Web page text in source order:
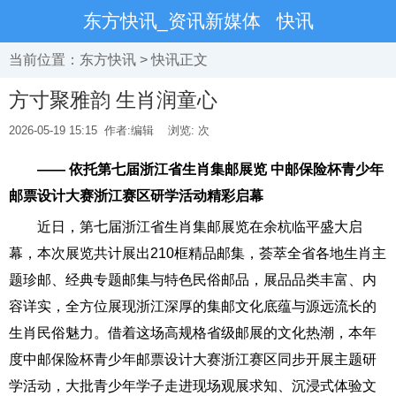
东方快讯_资讯新媒体 快讯
当前位置： 东方快讯 >快讯正文
方寸聚雅韵 生肖润童心
2026-05-19 15:15 作者:编辑 浏览: 次
—— 依托第七届浙江省生肖集邮展览 中邮保险杯青少年
邮票设计大赛浙江赛区研学活动精彩启幕
近日，第七届浙江省生肖集邮展览在余杭临平盛大启
幕，本次展览共计展出210框精品邮集，荟萃全省各地生肖主
题珍邮、经典专题邮集与特色民俗邮品，展品品类丰富、内
容详实，全方位展现浙江深厚的集邮文化底蕴与源远流长的
生肖民俗魅力。借着这场高规格省级邮展的文化热潮，本年
度中邮保险杯青少年邮票设计大赛浙江赛区同步开展主题研
学活动，大批青少年学子走进现场观展求知、沉浸式体验文